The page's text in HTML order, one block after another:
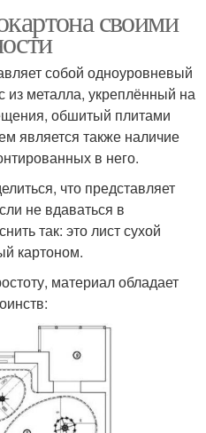
своими
собой одноуровневый
из металла, укреплённый на
обшитый плитами
является также наличие
в него.
что представляет
не вдаваться в
так: это лист сухой
картоном.
материал обладает